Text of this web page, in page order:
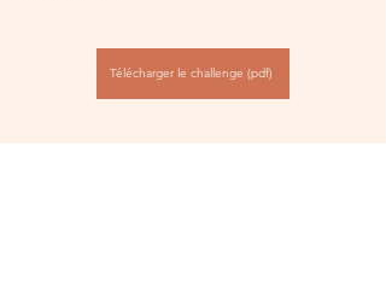
Télécharger le challenge (pdf)